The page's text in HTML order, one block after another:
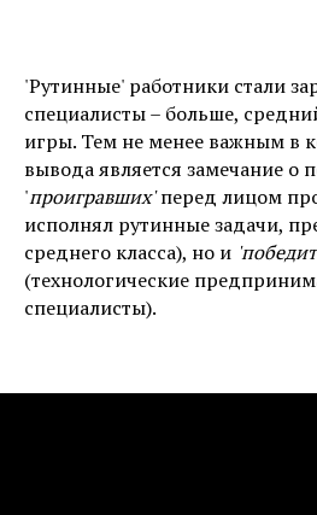
'Рутинные' работники стали
специалисты – больше,
игры. Тем не менее важным в
вывода является замечание о
'проигравших'перед лицом
исполнял рутинные задачи,
среднего класса), но и
(технологические
специалисты).